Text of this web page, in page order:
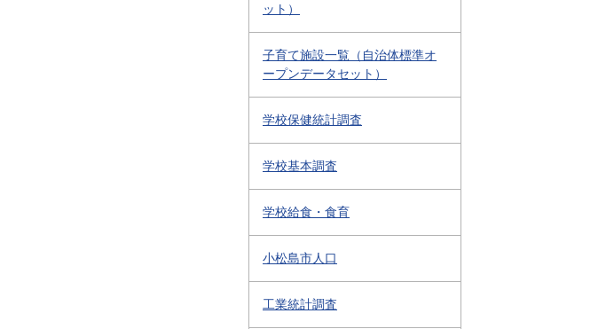
ット）
子育て施設一覧（自治体標準オ
ープンデータセット）
学校保健統計調査
学校基本調査
学校給食・食育
小松島市人口
工業統計調査